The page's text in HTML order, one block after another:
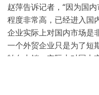
赵萍告诉记者，“因为国
程度非常高，已经进入国
企业实际上对国内市场是
一个外贸企业只是为了短
转向内销，实际上对国内